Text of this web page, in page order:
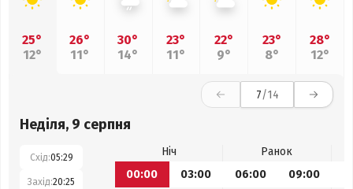
25°
12°
26°
11°
30°
14°
23°
11°
22°
9°
23°
8°
28°
12°
7/14
Неділя, 9 серпня
Схід:05:29
Захід:20:25
Ніч
Ранок
00:00
03:00 06:00 09:00